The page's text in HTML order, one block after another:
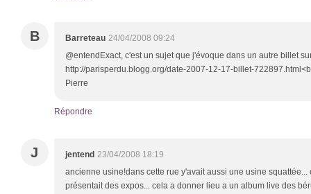
B Barreteau 24/04/2008 09:24
@entendExact, c'est un sujet que j'évoque dans un autre billet
http://parisperdu.blogg.org/date-2007-12-17-billet-
Pierre
Répondre
J jentend 23/04/2008 18:19
ancienne usine!dans cette rue y'avait aussi une usine squattée...
présentait des expos... cela a donner lieu a un album live des